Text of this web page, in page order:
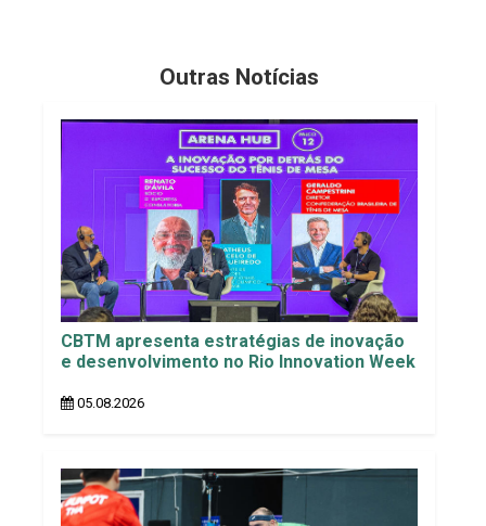
Outras Notícias
CBTM apresenta estratégias de inovação
e desenvolvimento no Rio Innovation Week
05.08.2026